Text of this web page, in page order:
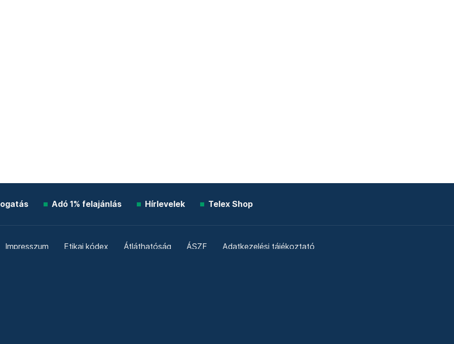
Adó 1% felajánlás Hírlevelek Telex Shop
Impresszum Etikai kódex Átláthatóság ÁSZF Adatkezelési tájékoztató